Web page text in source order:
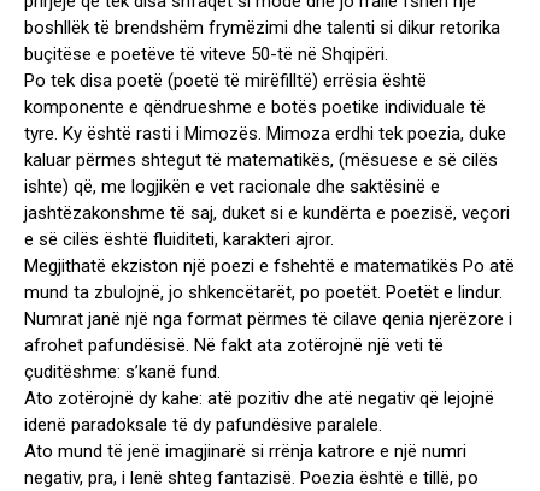
boshllëk të brendshëm frymëzimi dhe talenti si dikur retorika
buçitëse e poetëve të viteve 50-të në Shqipëri.
Po tek disa poetë (poetë të mirëfilltë) errësia është
komponente e qëndrueshme e botës poetike individuale të
tyre. Ky është rasti i Mimozës. Mimoza erdhi tek poezia, duke
kaluar përmes shtegut të matematikës, (mësuese e së cilës
ishte) që, me logjikën e vet racionale dhe saktësinë e
jashtëzakonshme të saj, duket si e kundërta e poezisë, veçori
e së cilës është fluiditeti, karakteri ajror.
Megjithatë ekziston një poezi e fshehtë e matematikës Po atë
mund ta zbulojnë, jo shkencëtarët, po poetët. Poetët e lindur.
Numrat janë një nga format përmes të cilave qenia njerëzore i
afrohet pafundësisë. Në fakt ata zotërojnë një veti të
çuditëshme: s’kanë fund.
Ato zotërojnë dy kahe: atë pozitiv dhe atë negativ që lejojnë
idenë paradoksale të dy pafundësive paralele.
Ato mund të jenë imagjinarë si rrënja katrore e një numri
negativ, pra, i lenë shteg fantazisë. Poezia është e tillë, po